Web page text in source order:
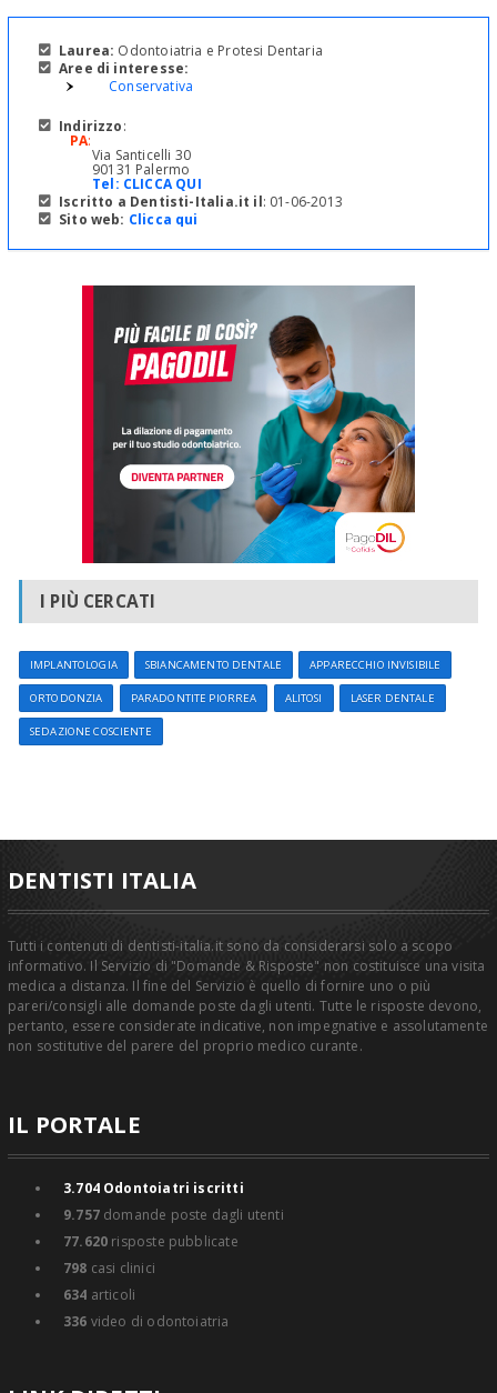
Laurea: Odontoiatria e Protesi Dentaria
Aree di interesse:
Conservativa
Indirizzo:
PA:
Via Santicelli 30
90131 Palermo
Tel: CLICCA QUI
Iscritto a Dentisti-Italia.it il: 01-06-2013
Sito web: Clicca qui
I PIÙ CERCATI
IMPLANTOLOGIA SBIANCAMENTO DENTALE APPARECCHIO INVISIBILE
ORTODONZIA PARADONTITE PIORREA ALITOSI LASER DENTALE
SEDAZIONE COSCIENTE
DENTISTI ITALIA
Tutti i contenuti di dentisti-italia.it sono da considerarsi solo a scopo
informativo. Il Servizio di "Domande & Risposte" non costituisce una visita
medica a distanza. Il fine del Servizio è quello di fornire uno o più
pareri/consigli alle domande poste dagli utenti. Tutte le risposte devono,
pertanto, essere considerate indicative, non impegnative e assolutamente
non sostitutive del parere del proprio medico curante.
IL PORTALE
3.704Odontoiatri iscritti
9.757domande poste dagli utenti
77.620 risposte pubblicate
798 casi clinici
634 articoli
336 video di odontoiatria